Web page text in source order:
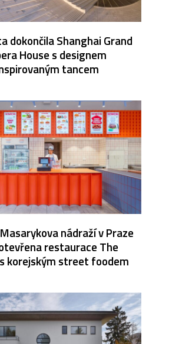
dokončila Shanghai Grand
House s designem
tancem
nádraží v Praze
restaurace The
korejským street foodem